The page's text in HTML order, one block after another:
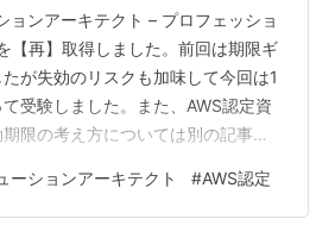
ョンアーキテクト – プロフェッショ
【再】取得しました。前回は期限ギ
が失効のリスクも加味して今回は1
受験しました。また、AWS認定資
限の考え方については別の記事で
はググればわんさか出てくるので、
る必要もないかと思います。AWS
ーションアーキテクト #AWS認定